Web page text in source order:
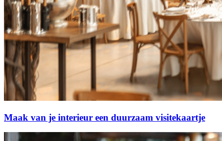
Maak van je interieur een duurzaam visitekaartje